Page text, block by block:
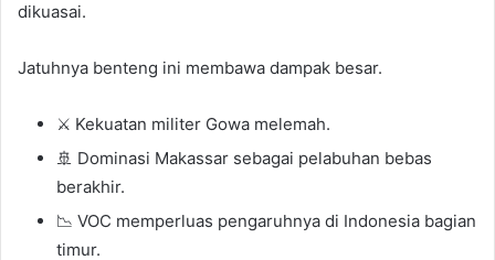
dikuasai.
Jatuhnya benteng ini membawa dampak besar.
⚔️ Kekuatan militer Gowa melemah.
🚢 Dominasi Makassar sebagai pelabuhan bebas
berakhir.
📉 VOC memperluas pengaruhnya di Indonesia bagian
timur.